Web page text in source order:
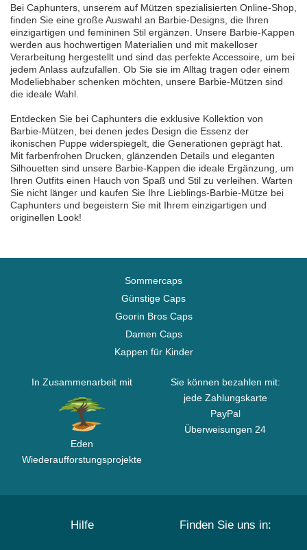
Bei Caphunters, unserem auf Mützen spezialisierten Online-Shop,
finden Sie eine große Auswahl an Barbie-Designs, die Ihren
einzigartigen und femininen Stil ergänzen. Unsere Barbie-Kappen
werden aus hochwertigen Materialien und mit makelloser
Verarbeitung hergestellt und sind das perfekte Accessoire, um bei
jedem Anlass aufzufallen. Ob Sie sie im Alltag tragen oder einem
Modeliebhaber schenken möchten, unsere Barbie-Mützen sind
die ideale Wahl.
Entdecken Sie bei Caphunters die exklusive Kollektion von
Barbie-Mützen, bei denen jedes Design die Essenz der
ikonischen Puppe widerspiegelt, die Generationen geprägt hat.
Mit farbenfrohen Drucken, glänzenden Details und eleganten
Silhouetten sind unsere Barbie-Kappen die ideale Ergänzung, um
Ihren Outfits einen Hauch von Spaß und Stil zu verleihen. Warten
Sie nicht länger und kaufen Sie Ihre Lieblings-Barbie-Mütze bei
Caphunters und begeistern Sie mit Ihrem einzigartigen und
originellen Look!
Sommercaps
Günstige Caps
Goorin Bros Caps
Damen Caps
Kappen für Kinder
In Zusammenarbeit mit
Eden
Wiederaufforstungsprojekte
Sie können bezahlen mit:
jede Zahlungskarte
PayPal
Überweisungen 24
Hilfe Finden Sie uns in: